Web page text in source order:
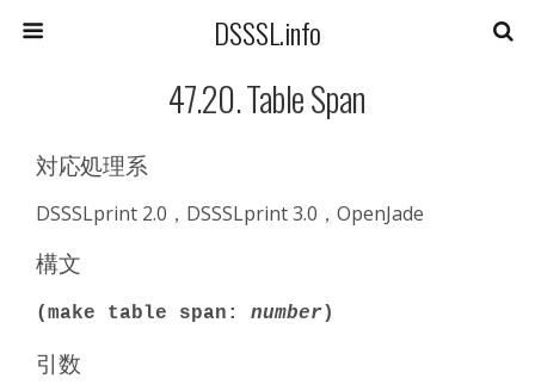
DSSSL.info
47.20. Table Span
対応処理系
DSSSLprint 2.0，DSSSLprint 3.0，OpenJade
構文
(make table span: number)
引数